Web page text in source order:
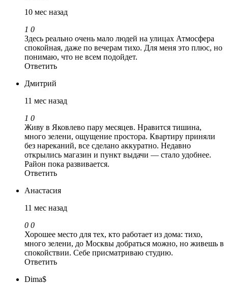
10 мес назад
1 0
Здесь реально очень мало людей на улицах Атмосфера
спокойная, даже по вечерам тихо. Для меня это плюс, но
понимаю, что не всем подойдет.
Ответить
Дмитрий
11 мес назад
1 0
Живу в Яковлево пару месяцев. Нравится тишина,
много зелени, ощущение простора. Квартиру приняли
без нареканий, все сделано аккуратно. Недавно
открылись магазин и пункт выдачи — стало удобнее.
Район пока развивается.
Ответить
Анастасия
11 мес назад
0 0
Хорошее место для тех, кто работает из дома: тихо,
много зелени, до Москвы добраться можно, но живешь в
спокойствии. Себе присматриваю студию.
Ответить
Dima$